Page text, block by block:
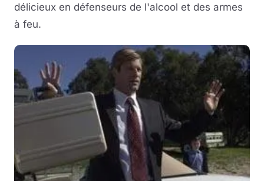
délicieux en défenseurs de l'alcool et des armes
à feu.